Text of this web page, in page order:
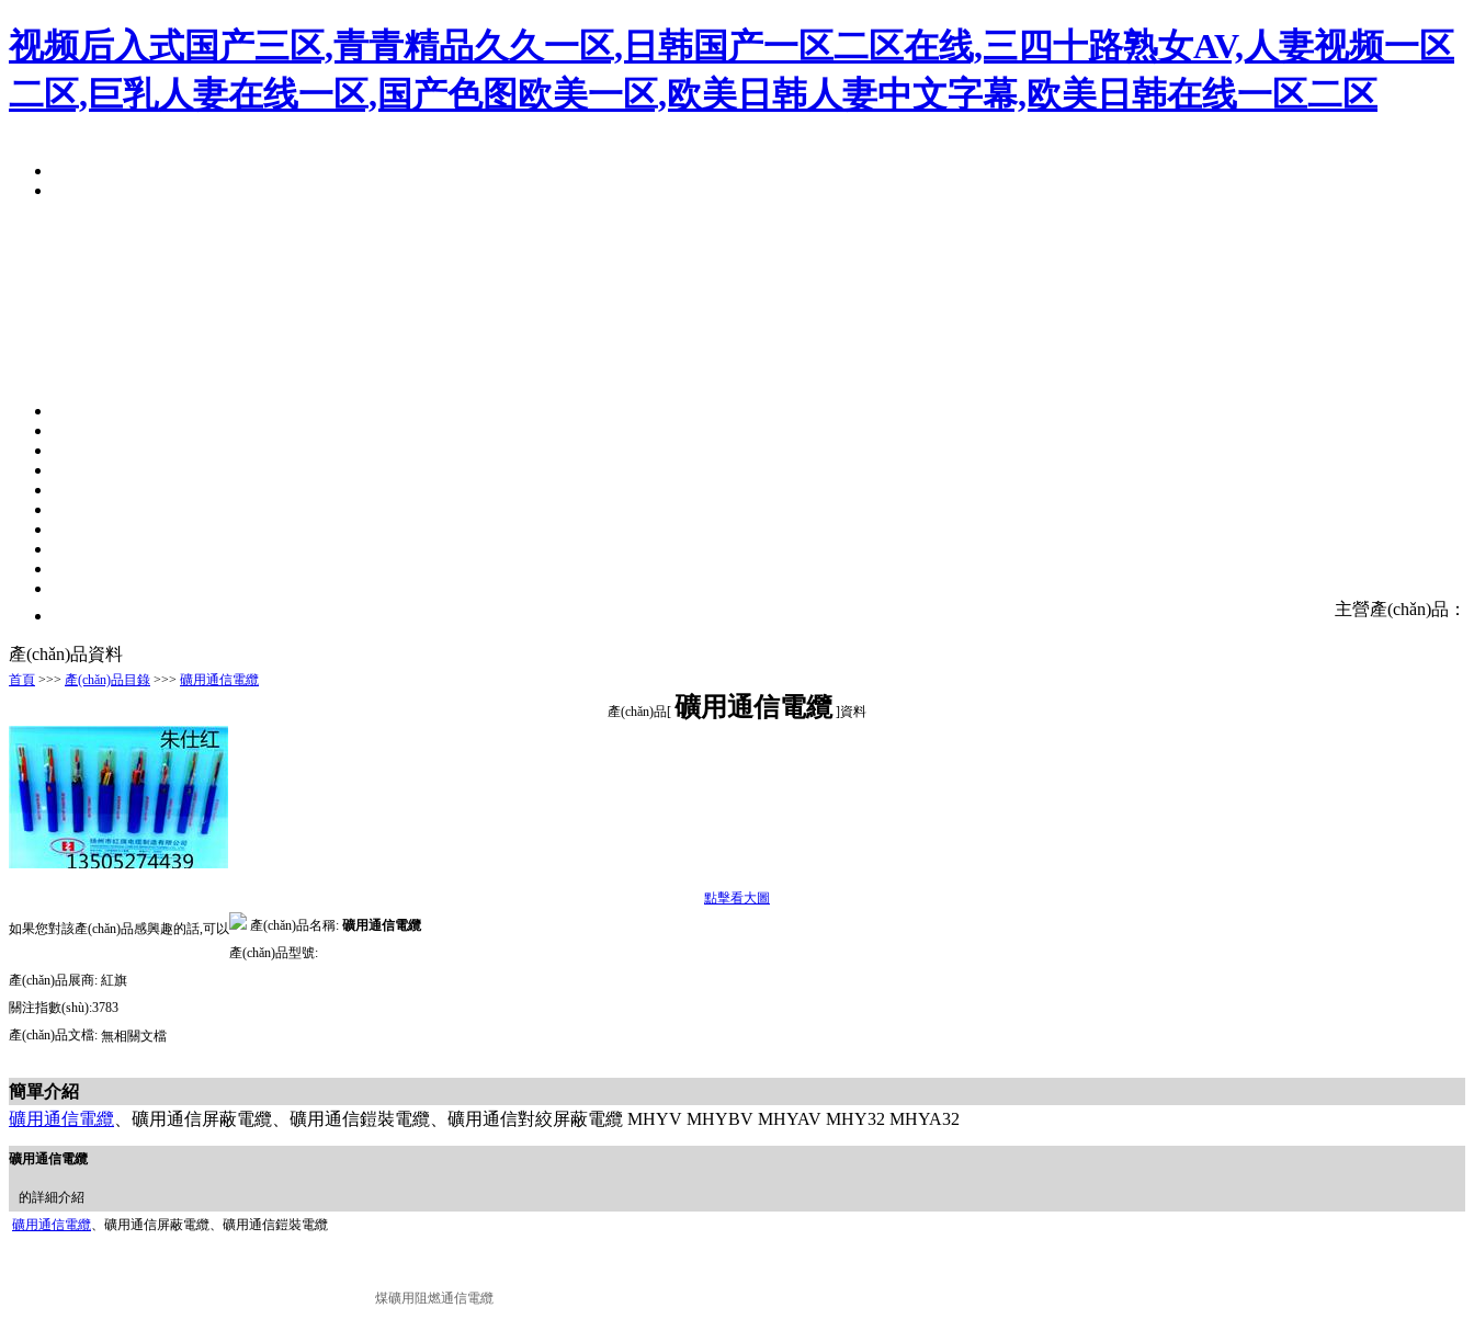
视频后入式国产三区,青青精品久久一区,日韩国产一区二区在线,三四十路熟女AV,人妻视频一区
二区,巨乳人妻在线一区,国产色图欧美一区,欧美日韩人妻中文字幕,欧美日韩在线一区二区
主營產(chǎn)品：
產(chǎn)品資料
首頁 >>> 產(chǎn)品目錄 >>> 礦用通信電纜
產(chǎn)品[ 礦用通信電纜]資料
點擊看大圖
如果您對該產(chǎn)品感興趣的話,可以
產(chǎn)品名稱: 礦用通信電纜
產(chǎn)品型號:
產(chǎn)品展商: 紅旗
關注指數(shù):3783
產(chǎn)品文檔: 無相關文檔
簡單介紹
礦用通信電纜 、礦用通信屏蔽電纜、礦用通信鎧裝電纜、礦用通信對絞屏蔽電纜 MHYV MHYBV MHYAV MHY32 MHYA32
礦用通信電纜
的詳細介紹
礦用通信電纜 、礦用通信屏蔽電纜、礦用通信鎧裝電纜
煤礦用阻燃通信電纜